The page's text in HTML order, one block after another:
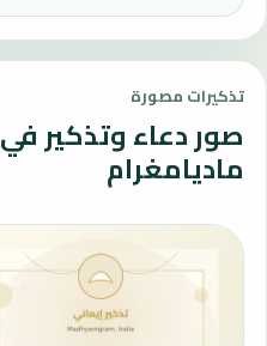
تذكيرات مصورة
صور دعاء وتذكير في
ماديامغرام